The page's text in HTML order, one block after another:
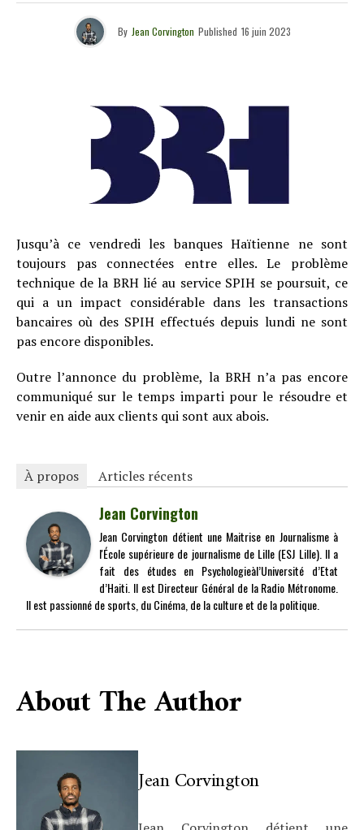
By Jean Corvington Published 16 juin 2023
Jusqu’à ce vendredi les banques Haïtienne ne sont
toujours pas connectées entre elles. Le problème
technique de la BRH lié au service SPIH se poursuit, ce
qui a un impact considérable dans les transactions
bancaires où des SPIH effectués depuis lundi ne sont
pas encore disponibles.
Outre l’annonce du problème, la BRH n’a pas encore
communiqué sur le temps imparti pour le résoudre et
venir en aide aux clients qui sont aux abois.
À propos Articles récents
Jean Corvington
Jean Corvington détient une Maitrise en Journalisme à
l'École supérieure de journalisme de Lille (ESJ Lille). Il a
fait des études en Psychologieàl’Université d’Etat
d’Haiti. Il est Directeur Général de la Radio Métronome.
Il est passionné de sports, du Cinéma, de la culture et de la politique.
About The Author
Jean Corvington